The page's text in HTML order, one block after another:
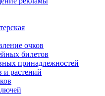
очков
билетов
принадлежностей
и растений